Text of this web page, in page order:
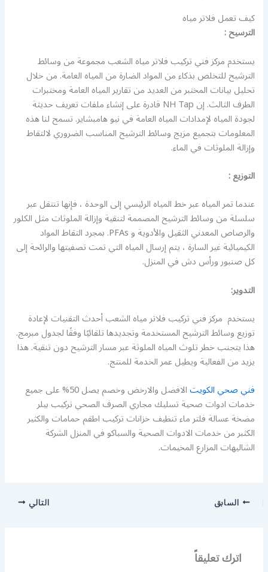
كيف تعمل فلاتر مياه
الترسيح :
يستخدم مركز فني تركيب فلاتر مياه الشعب مجموعة من وسائط
الترشيح للتخلص بذكاء من المواد الضارة من المياه العامة. من خلال
تحليل بيانات المختبر من العديد من تقارير المياه العامة ومختبرات
الطرف الثالث. إن NH Tap قادرة على إنشاء ملفات تعريف حديثة
لجودة المياه لإمدادات المياه العامة في نيو هامبشاير. تسمح لنا هذه
المعلومات بتجميع مزيج وسائط الترشيح المناسب الضروري لالتقاط
وإزالة الملوثات في الماء.
التوزيع :
عندما تمر المياه عبر خط المياه الرئيسي إلى الوحدة ، فإنها تنتقل عبر
سلسلة من وسائط الترشيح المصممة لتنقية وإزالة الملوثات مثل الكلور
والرصاص المعدني الثقيل والأدوية و PFAs. بمجرد التقاط المواد
الكيميائية غير السارة ، يتم إرسال المياه التي تمت تصفيتها والرائحة إلى
كل صنبور ورأس دش في المنزل.
التدوير:
يستخدم مركز فني تركيب فلاتر مياه الشعب أحدث التقنيات لإعادة
توزيع وسائط الترشيح المستخدمة وتجديدها تلقائيًا وفقًا لجدول مبرمج.
هذا يتجنب خطر تلوث المياه الملوثة عبر مسار الترشيح دون تنقية. هذا
يزيد من الفعالية ويطيل عمر الخدمة للمنتج.
فني صحي الكويت
الافضل والارخض وخصم يصل 50% على جميع
خدمات ادوات صحية تسليك مجاري الصرف الصحي تركيب بيلر
مضخة عسالة فلتر ماء تنظيف خزانات تركيب اطقم حمامات والكثير
الكثبر من خدمات الادوات الصحية والسباكو في المنزل الشركة
الشاليهات المزارع المخيمات.
السابق التالي
اترك تعليقاً